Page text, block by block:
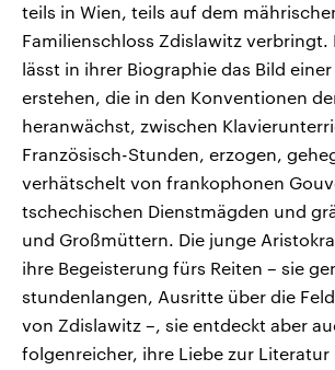
teils in Wien, teils auf dem
Familienschloss Zdislawitz verbringt.
lässt in ihrer Biographie das Bild
erstehen, die in den Konventionen
heranwächst, zwischen
Französisch-Stunden, erzogen,
verhätschelt von frankophonen
tschechischen Dienstmägden und
und Großmüttern. Die junge
ihre Begeisterung fürs Reiten – sie
stundenlangen, Ausritte über die
von Zdislawitz –, sie entdeckt aber
folgenreicher, ihre Liebe zur Literatur